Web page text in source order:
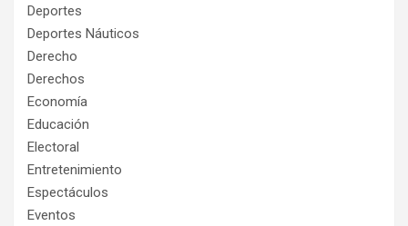
Deportes
Deportes Náuticos
Derecho
Derechos
Economía
Educación
Electoral
Entretenimiento
Espectáculos
Eventos